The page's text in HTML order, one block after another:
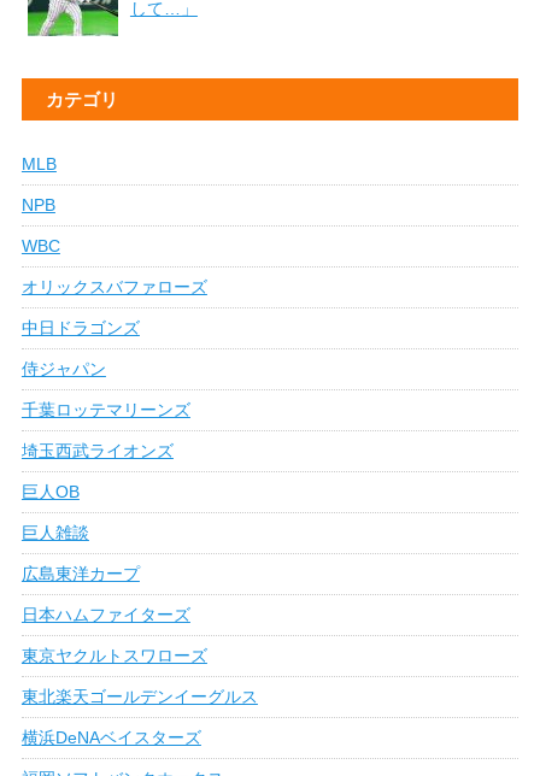
して…」
カテゴリ
MLB
NPB
WBC
オリックスバファローズ
中日ドラゴンズ
侍ジャパン
千葉ロッテマリーンズ
埼玉西武ライオンズ
巨人OB
巨人雑談
広島東洋カープ
日本ハムファイターズ
東京ヤクルトスワローズ
東北楽天ゴールデンイーグルス
横浜DeNAベイスターズ